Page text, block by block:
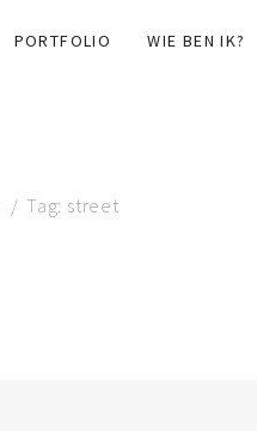
PORTFOLIO WIE BEN IK?
Tag: street